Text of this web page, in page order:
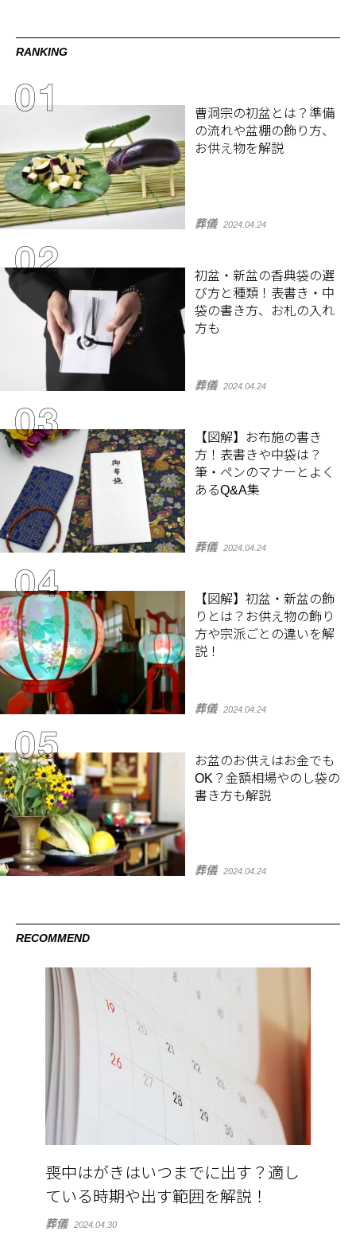
RANKING
曹洞宗の初盆とは？準備
の流れや盆棚の飾り方、
お供え物を解説
葬儀 2024.04.24
初盆・新盆の香典袋の選
び方と種類！表書き・中
袋の書き方、お札の入れ
方も
葬儀 2024.04.24
【図解】お布施の書き
方！表書きや中袋は？
筆・ペンのマナーとよく
あるQ&A集
葬儀 2024.04.24
【図解】初盆・新盆の飾
りとは？お供え物の飾り
方や宗派ごとの違いを解
説！
葬儀 2024.04.24
お盆のお供えはお金でも
OK？金額相場やのし袋の
書き方も解説
葬儀 2024.04.24
RECOMMEND
喪中はがきはいつまでに出す？適し
ている時期や出す範囲を解説！
葬儀 2024.04.30